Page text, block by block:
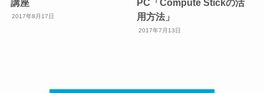
2017年8月17日
用方法」
2017年7月13日